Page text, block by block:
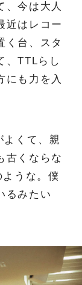
、今は大人
近はレコー
く台、スタ
、TTLらし
にも力を入
よくて、親
古くならな
うな。僕
るみたい